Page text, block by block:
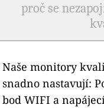
proč se
Naše monitory
snadno nastavují:
bod WIFI a